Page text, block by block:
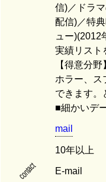
信)／ドラ
配信)／特
ュー)(2012
実績リスト
【得意分
ホラー、ス
できます。
■細かいデ
mail
10年以上
contact E-mail